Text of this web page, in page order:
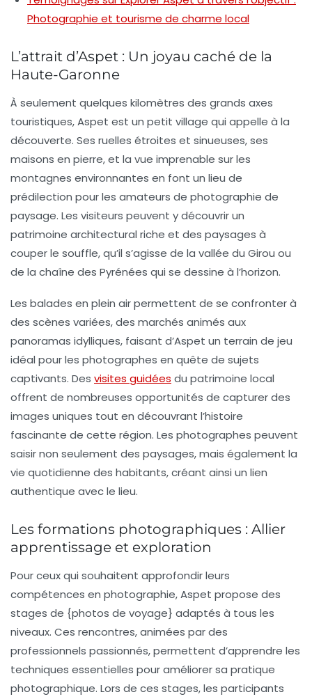
Photographie et tourisme de charme local
L’attrait d’Aspet : Un joyau caché de la
Haute-Garonne
À seulement quelques kilomètres des grands axes
touristiques, Aspet est un petit village qui appelle à la
découverte. Ses ruelles étroites et sinueuses, ses
maisons en pierre, et la vue imprenable sur les
montagnes environnantes en font un lieu de
prédilection pour les amateurs de photographie de
paysage. Les visiteurs peuvent y découvrir un
patrimoine architectural riche et des paysages à
couper le souffle, qu’il s’agisse de la vallée du Girou ou
de la chaîne des Pyrénées qui se dessine à l’horizon.
Les balades en plein air permettent de se confronter à
des scènes variées, des marchés animés aux
panoramas idylliques, faisant d’Aspet un terrain de jeu
idéal pour les photographes en quête de sujets
captivants. Des visites guidées du patrimoine local
offrent de nombreuses opportunités de capturer des
images uniques tout en découvrant l’histoire
fascinante de cette région. Les photographes peuvent
saisir non seulement des paysages, mais également la
vie quotidienne des habitants, créant ainsi un lien
authentique avec le lieu.
Les formations photographiques : Allier
apprentissage et exploration
Pour ceux qui souhaitent approfondir leurs
compétences en photographie, Aspet propose des
stages de {photos de voyage} adaptés à tous les
niveaux. Ces rencontres, animées par des
professionnels passionnés, permettent d’apprendre les
techniques essentielles pour améliorer sa pratique
photographique. Lors de ces stages, les participants